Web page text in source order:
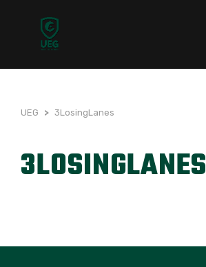
UEG > 3LosingLanes
3LOSINGLANES